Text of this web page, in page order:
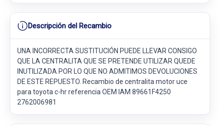
Descripción del Recambio
UNA INCORRECTA SUSTITUCIÓN PUEDE LLEVAR CONSIGO
QUE LA CENTRALITA QUE SE PRETENDE UTILIZAR QUEDE
INUTILIZADA POR LO QUE NO ADMITIMOS DEVOLUCIONES
DE ESTE REPUESTO. Recambio de centralita motor uce
para toyota c-hr referencia OEM IAM 89661F4250
2762006981